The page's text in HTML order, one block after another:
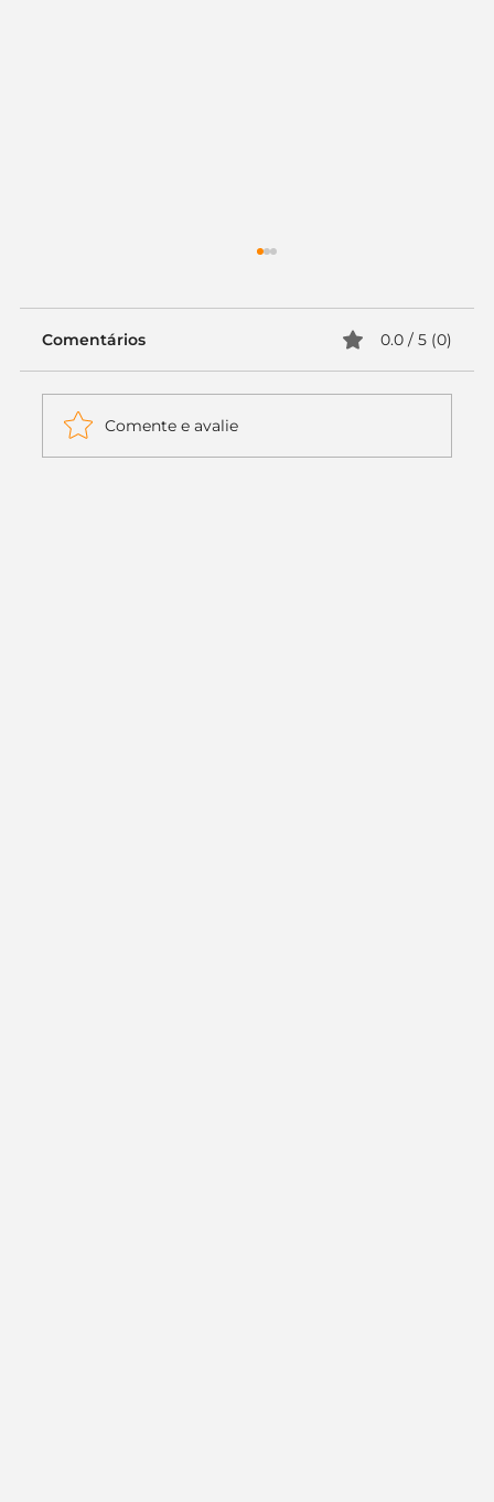
Comentários 0.0 / 5 (0)
Comente e avalie